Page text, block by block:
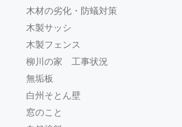
木材の劣化・防蟻対策
木製サッシ
木製フェンス
柳川の家 工事状況
無垢板
白州そとん壁
窓のこと